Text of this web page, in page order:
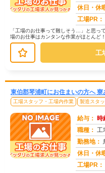
休日・休
工場PR：
「工場のお仕事って難しそう…」と思っ
場のお仕事はカンタンな作業がほとんど
事を多数ご紹介しています。たとえば...
工
東伯郡琴浦町にお住まいの方へ
工場スタッフ・工場内作業 製造スタ
給与： 時
職種： 工
勤務地：
休日・休
工場PR：